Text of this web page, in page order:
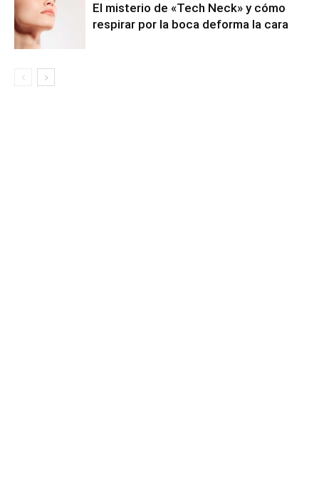
El misterio de «Tech Neck» y cómo
respirar por la boca deforma la cara